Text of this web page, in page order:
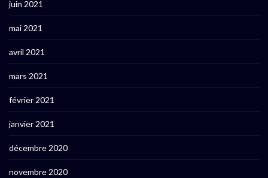
juin 2021
mai 2021
avril 2021
mars 2021
février 2021
janvier 2021
décembre 2020
novembre 2020